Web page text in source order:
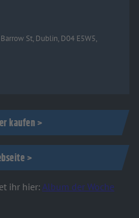
St, Dublin, D04 E5W5,
kaufen >
>
ihr hier: Album der Woche